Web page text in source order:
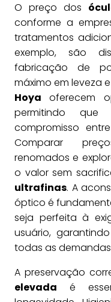
O preço dos
conforme a
tratamentos
exemplo, são
fabricação de
máximo em leveza
Hoya oferecem
permitindo
compromisso
Comparar
renomados e
o valor sem
ultrafinas. A
óptico é
seja perfeita à
usuário,
todas as
A preservação
elevada é